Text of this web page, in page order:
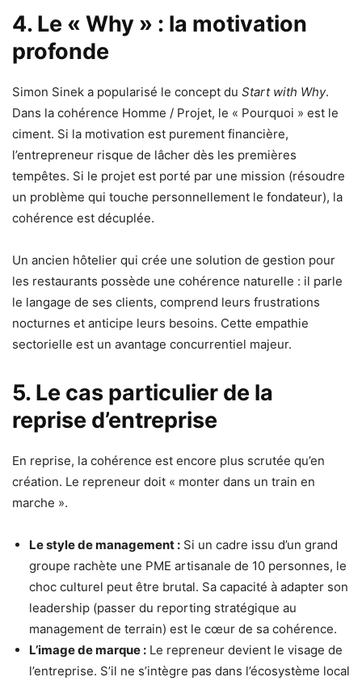
4. Le « Why » : la motivation
profonde
Simon Sinek a popularisé le concept du Start with Why.
Dans la cohérence Homme / Projet, le « Pourquoi » est le
ciment. Si la motivation est purement financière,
l’entrepreneur risque de lâcher dès les premières
tempêtes. Si le projet est porté par une mission (résoudre
un problème qui touche personnellement le fondateur), la
cohérence est décuplée.
Un ancien hôtelier qui crée une solution de gestion pour
les restaurants possède une cohérence naturelle : il parle
le langage de ses clients, comprend leurs frustrations
nocturnes et anticipe leurs besoins. Cette empathie
sectorielle est un avantage concurrentiel majeur.
5. Le cas particulier de la
reprise d’entreprise
En reprise, la cohérence est encore plus scrutée qu’en
création. Le repreneur doit « monter dans un train en
marche ».
Le style de management : Si un cadre issu d’un grand
groupe rachète une PME artisanale de 10 personnes, le
choc culturel peut être brutal. Sa capacité à adapter son
leadership (passer du reporting stratégique au
management de terrain) est le cœur de sa cohérence.
L’image de marque : Le repreneur devient le visage de
l’entreprise. S’il ne s’intègre pas dans l’écosystème local